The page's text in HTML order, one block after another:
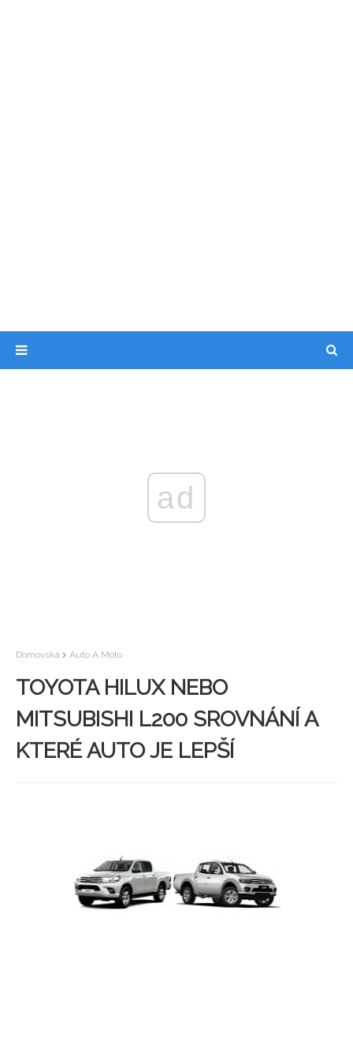
ad
Domovská Auto A Moto
TOYOTA HILUX NEBO
MITSUBISHI L200 SROVNÁNÍ A
KTERÉ AUTO JE LEPŠÍ